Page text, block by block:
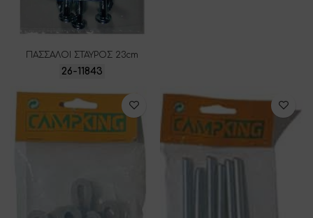
ΠΑΣΣΑΛΟΙ ΣΤΑΥΡΟΣ 23cm
26-11843